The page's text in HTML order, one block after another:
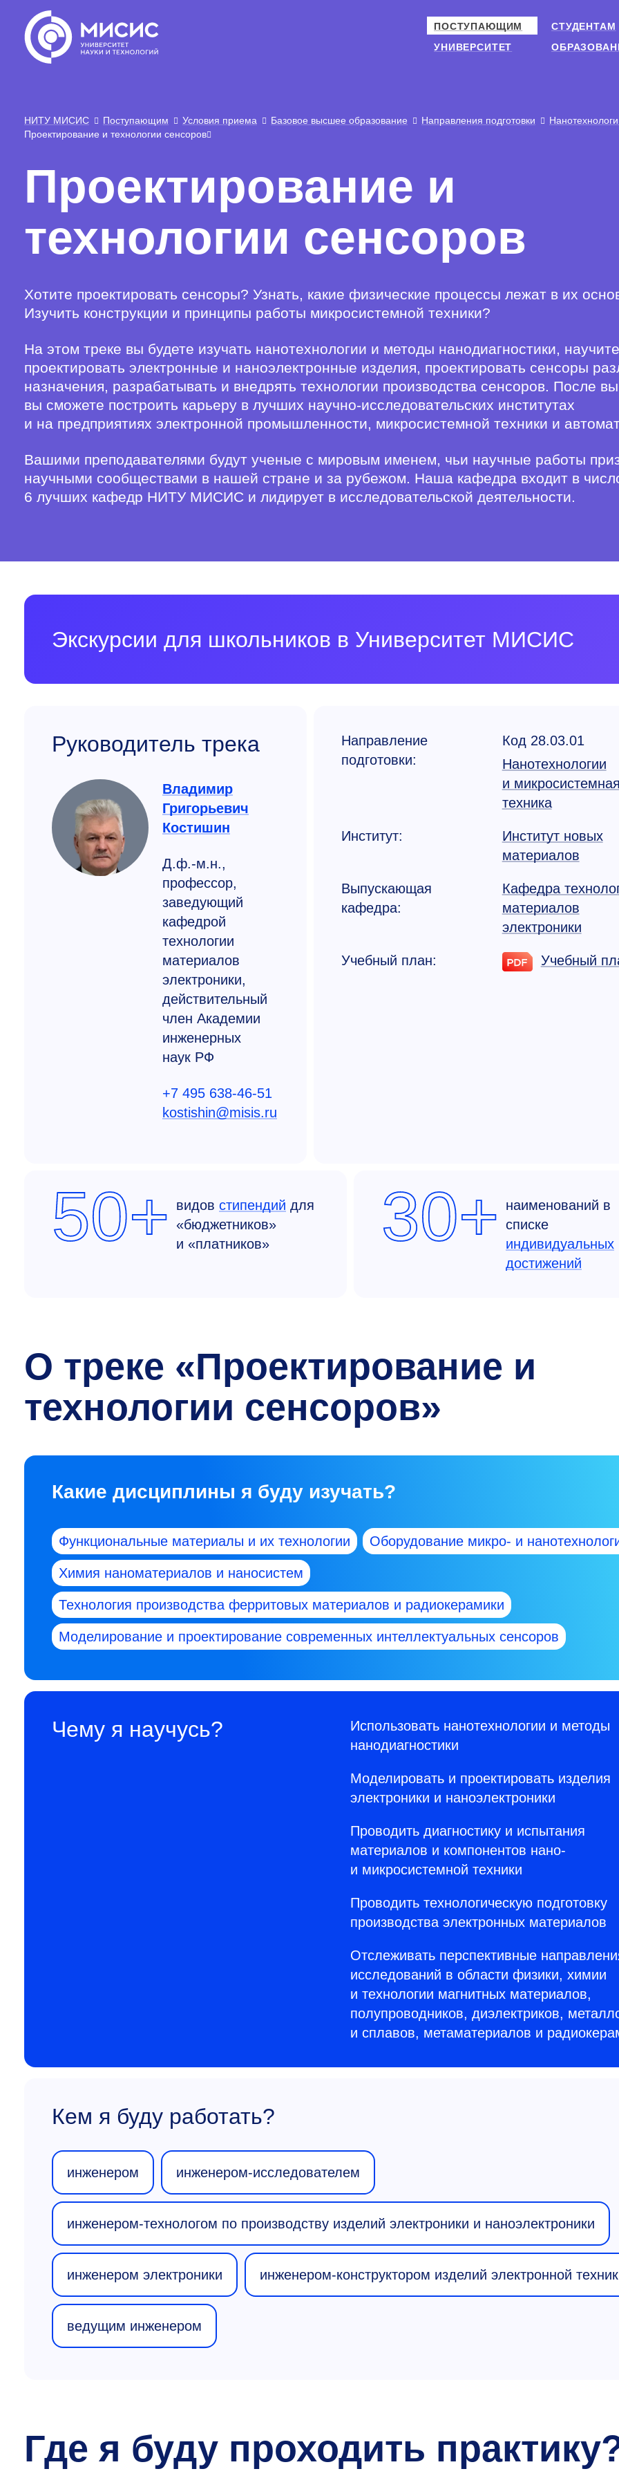
ПОСТУПАЮЩИМ
СТУДЕНТАМ
УНИВЕРСИТЕТ
НИТУ МИСИС Поступающим Условия приема Базовое высшее образование Направления подготовки
Проектирование и технологии сенсоров
Проектирование и
технологии сенсоров
Хотите проектировать сенсоры? Узнать, какие физические процессы лежат в их
Изучить конструкции и принципы работы микросистемной техники?
На этом треке вы будете изучать нанотехнологии и методы нанодиагностики,
проектировать электронные и наноэлектронные изделия, проектировать сенсоры
назначения, разрабатывать и внедрять технологии производства сенсоров. После
вы сможете построить карьеру в лучших научно-исследовательских институтах
и на предприятиях электронной промышленности, микросистемной техники и
Вашими преподавателями будут ученые с мировым именем, чьи научные работы
научными сообществами в нашей стране и за рубежом. Наша кафедра входит в
6 лучших кафедр НИТУ МИСИС и лидирует в исследовательской деятельности.
Экскурсии для школьников в Университет МИСИС
Руководитель трека
Владимир
Григорьевич
Костишин
Д.ф.-м.н.,
профессор,
заведующий
кафедрой
технологии
материалов
электроники,
действительный
член Академии
инженерных
наук РФ
+7 495 638-46-51
kostishin@misis.ru
Направление
подготовки:
Код 28.03.01
Нанотехнологии
и
техника
Институт:
Институт новых
материалов
Выпускающая
кафедра:
Кафедра
материалов
электроники
Учебный план: Учебный
50+ видов стипендий для
«бюджетников»
и «платников»
30+
наименований в
списке
индивидуальных
достижений
О треке «Проектирование и
технологии сенсоров»
Какие дисциплины я буду изучать?
Функциональные материалы и их технологии Оборудование микро- и
Химия наноматериалов и наносистем
Технология производства ферритовых материалов и радиокерамики
Моделирование и проектирование современных интеллектуальных сенсоров
Чему я научусь?
Использовать нанотехнологии и методы
нанодиагностики
Моделировать и проектировать изделия
электроники и наноэлектроники
Проводить диагностику и испытания
материалов и компонентов нано-
и микросистемной техники
Проводить технологическую подготовку
производства электронных материалов
Отслеживать перспективные
исследований в области физики, химии
и технологии магнитных материалов,
полупроводников, диэлектриков,
и сплавов, метаматериалов и
Кем я буду работать?
инженером инженером-исследователем
инженером-технологом по производству изделий электроники и наноэлектроники
инженером электроники инженером-конструктором изделий электронной
ведущим инженером
Где я буду проходить